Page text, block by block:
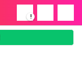
!